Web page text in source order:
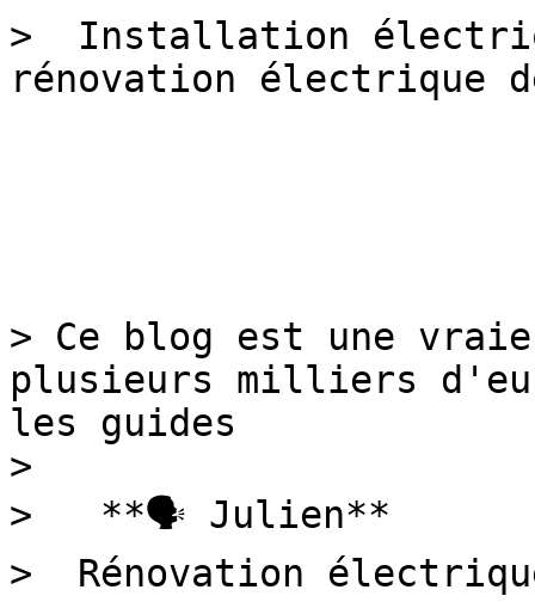
>  Installation
rénovation électrique
> Ce blog est une
plusieurs milliers
les guides
>
>   **🗣 Julien**
>  Rénovation